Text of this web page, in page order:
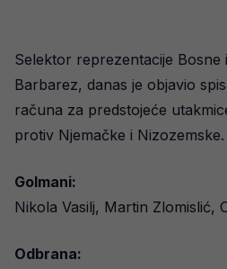
Selektor reprezentacije Bosne
Barbarez, danas je objavio
računa za predstojeće
protiv Njemačke i Nizozemske.
Golmani:
Nikola Vasilj, Martin Zlomislić,
Odbrana: